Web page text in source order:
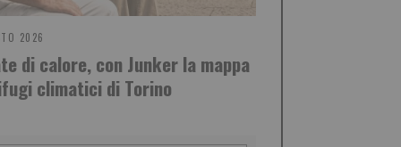
2026
di calore, con Junker la mappa
climatici di Torino